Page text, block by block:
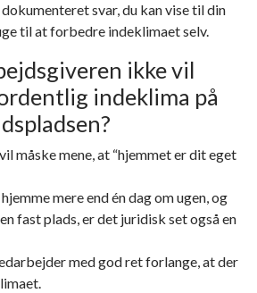
svar, du kan vise til din
til at forbedre indeklimaet selv.
ikke vil
indeklima på
måske mene, at “hjemmet er dit eget
mere end én dag om ugen, og
fast plads, er det juridisk set også en
med god ret forlange, at der